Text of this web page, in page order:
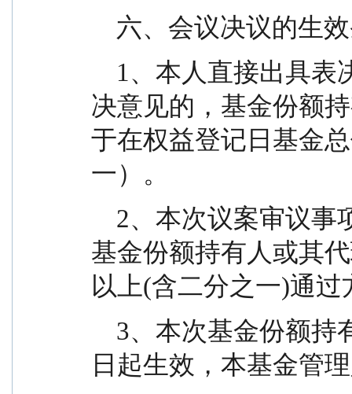
六、会议决议的生
决意见的，基金份额
于在权益登记日基金
一）。
基金份额持有人或其
以上(含二分之一)通过
日起生效，本基金管